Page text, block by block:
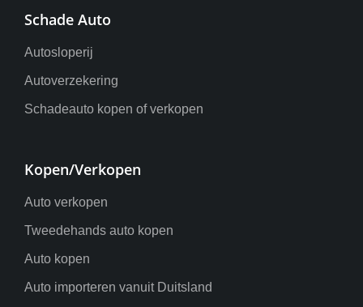
Schade Auto
Autosloperij
Autoverzekering
Schadeauto kopen of verkopen
Kopen/Verkopen
Auto verkopen
Tweedehands auto kopen
Auto kopen
Auto importeren vanuit Duitsland